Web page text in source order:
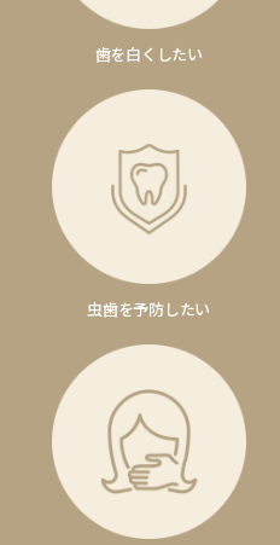
歯を白くしたい
虫歯を予防したい